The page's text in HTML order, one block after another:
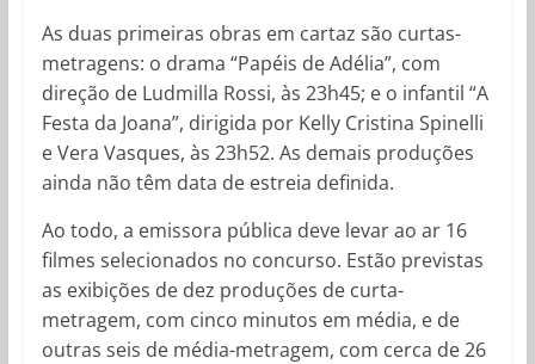
As duas primeiras obras em cartaz são curtas-
metragens: o drama “Papéis de Adélia”, com
direção de Ludmilla Rossi, às 23h45; e o infantil “A
Festa da Joana”, dirigida por Kelly Cristina Spinelli
e Vera Vasques, às 23h52. As demais produções
ainda não têm data de estreia definida.
Ao todo, a emissora pública deve levar ao ar 16
filmes selecionados no concurso. Estão previstas
as exibições de dez produções de curta-
metragem, com cinco minutos em média, e de
outras seis de média-metragem, com cerca de 26